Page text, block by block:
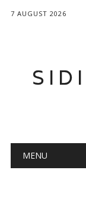
7 AUGUST 2026
Main
MENU